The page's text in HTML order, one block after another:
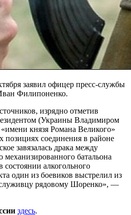
заявил офицер пресс-службы
Филипоненко.
изрядно отметив
(Украины Владимиром
князя Романа Великого»
позициях соединения в районе
завязалась драка между
батальона
состоянии алкогольного
один из боевиков выстрелил из
рядовому Шоренко», —
здесь.